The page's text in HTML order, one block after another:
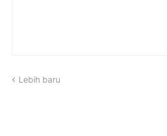
Lebih baru